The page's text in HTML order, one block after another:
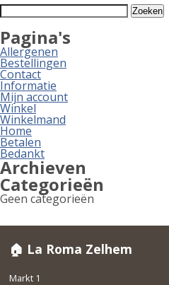
Zoeken
naar:
Pagina's
Allergenen
Bestellingen
Contact
Informatie
Mijn account
Winkel
Winkelmand
Home
Betalen
Bedankt
Archieven
Categorieën
Geen categorieën
🏠 La Roma Zelhem
Markt 1